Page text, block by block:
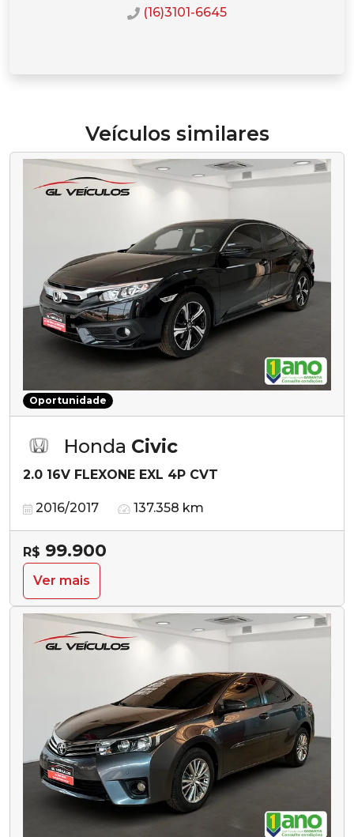
(16)3101-6645
Veículos similares
Oportunidade
Honda Civic
2.0 16V FLEXONE EXL 4P CVT
2016/2017 137.358 km
R$ 99.900
Ver mais